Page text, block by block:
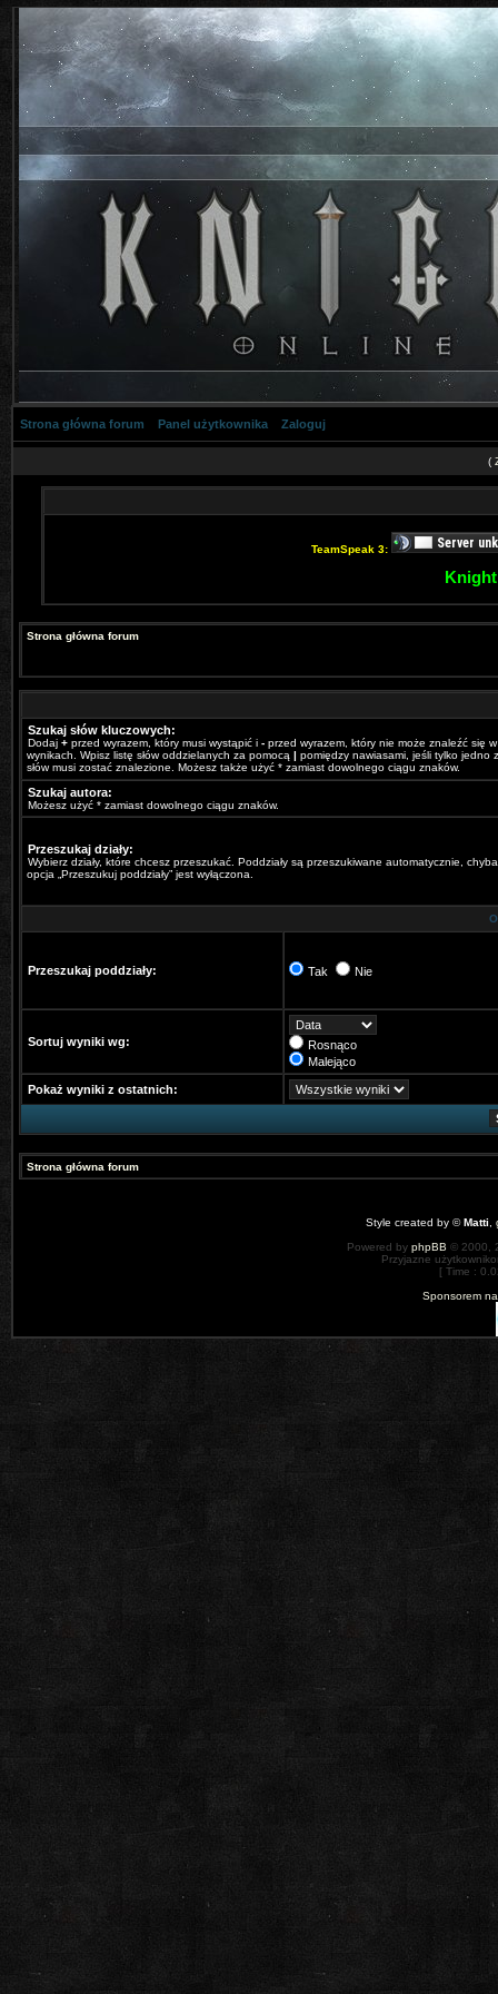
Strona główna forum Panel użytkownika Zaloguj
(
TeamSpeak 3:
Strona główna forum
Szukaj słów kluczowych:
Dodaj + przed wyrazem, który musi wystąpić i - przed wyrazem, który nie może znaleźć się w
wynikach. Wpisz listę słów oddzielanych za pomocą | pomiędzy nawiasami, jeśli tylko jedno
słów musi zostać znalezione. Możesz także użyć * zamiast dowolnego ciągu znaków.
Szukaj autora:
Możesz użyć * zamiast dowolnego ciągu znaków.
Przeszukaj działy:
Wybierz działy, które chcesz przeszukać. Poddziały są przeszukiwane automatycznie,
opcja „Przeszukuj poddziały” jest wyłączona.
Przeszukaj poddziały: Tak Nie
Sortuj wyniki wg:
Rosnąco
Malejąco
Pokaż wyniki z ostatnich:
Strona główna forum
Style created by ©Matti
Powered by phpBB © 2000,
Przyjazne
[ Time :
Sponsorem